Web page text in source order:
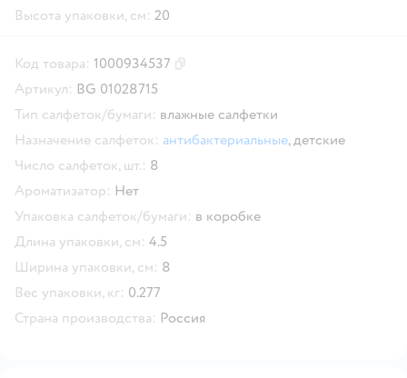
Высота упаковки, см: 20
Код товара: 1000934537
Артикул: BG 01028715
Тип салфеток/бумаги: влажные салфетки
Назначение салфеток: антибактериальные,детские
Число салфеток, шт.: 8
Ароматизатор: Нет
Упаковка салфеток/бумаги: в коробке
Длина упаковки, см: 4.5
Ширина упаковки, см: 8
Вес упаковки, кг: 0.277
Страна производства: Россия